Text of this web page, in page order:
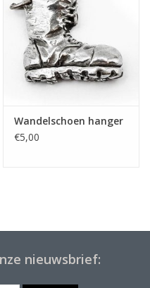
Wandelschoen hanger
€5,00
nieuwsbrief: